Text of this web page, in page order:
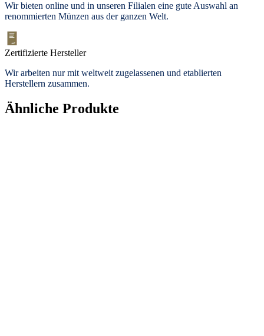
Wir bieten online und in unseren Filialen eine gute Auswahl an
renommierten Münzen aus der ganzen Welt.
Zertifizierte Hersteller
Wir arbeiten nur mit weltweit zugelassenen und etablierten
Herstellern zusammen.
Ähnliche Produkte